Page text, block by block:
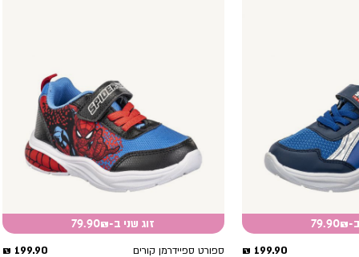
מחיר
199.90 ₪
זוג שני ב-79.90₪
ספורט ספיידרמן קורים
מחיר
199.90 ₪